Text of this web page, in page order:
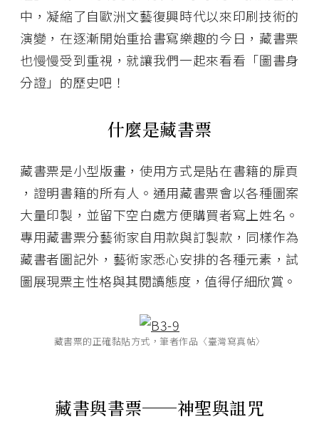
中，凝縮了自歐洲文藝復興時代以來印刷技術的
演變，在逐漸開始重拾書寫樂趣的今日，藏書票
也慢慢受到重視，就讓我們一起來看看「圖書身
分證」的歷史吧！
什麼是藏書票
藏書票是小型版畫，使用方式是貼在書籍的扉頁
，證明書籍的所有人。通用藏書票會以各種圖案
大量印製，並留下空白處方便購買者寫上姓名。
專用藏書票分藝術家自用款與訂製款，同樣作為
藏書者圖記外，藝術家悉心安排的各種元素，試
圖展現票主性格與其閱讀態度，值得仔細欣賞。
藏書票的正確黏貼方式，筆者作品〈臺灣寫真帖〉
藏書與書票──神聖與詛咒